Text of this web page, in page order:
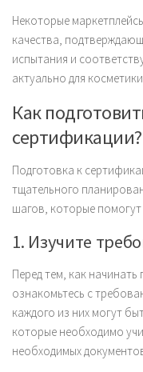
Некоторые
качества,
испытания и
актуально для
Как
сертификации?
Подготовка к
тщательного
шагов, которые
1. Изучите
Перед тем, как
ознакомьтесь с
каждого из них могут
которые необходимо
необходимых